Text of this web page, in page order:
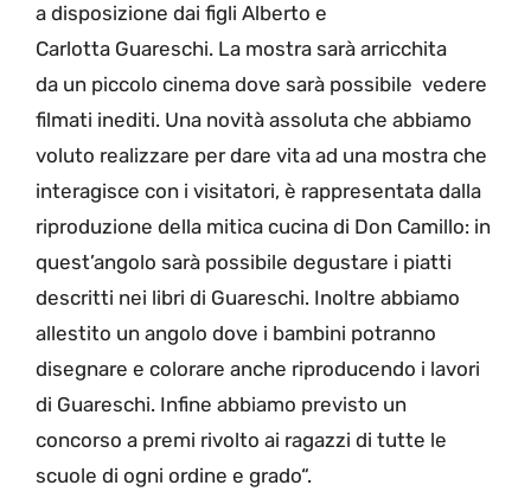
a disposizione dai figli Alberto e
Carlotta Guareschi. La mostra sarà arricchita
da un piccolo cinema dove sarà possibile vedere
filmati inediti. Una novità assoluta che abbiamo
voluto realizzare per dare vita ad una mostra che
interagisce con i visitatori, è rappresentata dalla
riproduzione della mitica cucina di Don Camillo: in
quest’angolo sarà possibile degustare i piatti
descritti nei libri di Guareschi. Inoltre abbiamo
allestito un angolo dove i bambini potranno
disegnare e colorare anche riproducendo i lavori
di Guareschi. Infine abbiamo previsto un
concorso a premi rivolto ai ragazzi di tutte le
scuole di ogni ordine e grado“.